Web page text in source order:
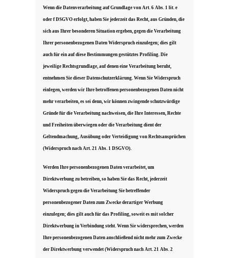
Wenn die Datenverarbeitung auf Grundlage von Art. 6 Abs. 1 lit. e
oder f DSGVO erfolgt, haben Sie jederzeit das Recht, aus Gründen, die
sich aus Ihrer besonderen Situation ergeben, gegen die Verarbeitung
Ihrer personenbezogenen Daten Widerspruch einzulegen; dies gilt
auch für ein auf diese Bestimmungen gestütztes Profiling. Die
jeweilige Rechtsgrundlage, auf denen eine Verarbeitung beruht,
entnehmen Sie dieser Datenschutzerklärung. Wenn Sie Widerspruch
einlegen, werden wir Ihre betroffenen personenbezogenen Daten nicht
mehr verarbeiten, es sei denn, wir können zwingende schutzwürdige
Gründe für die Verarbeitung nachweisen, die Ihre Interessen, Rechte
und Freiheiten überwiegen oder die Verarbeitung dient der
Geltendmachung, Ausübung oder Verteidigung von Rechtsansprüchen
(Widerspruch nach Art. 21 Abs. 1 DSGVO).
Werden Ihre personenbezogenen Daten verarbeitet, um
Direktwerbung zu betreiben, so haben Sie das Recht, jederzeit
Widerspruch gegen die Verarbeitung Sie betreffender
personenbezogener Daten zum Zwecke derartiger Werbung
einzulegen; dies gilt auch für das Profiling, soweit es mit solcher
Direktwerbung in Verbindung steht. Wenn Sie widersprechen, werden
Ihre personenbezogenen Daten anschließend nicht mehr zum Zwecke
der Direktwerbung verwendet (Widerspruch nach Art. 21 Abs. 2